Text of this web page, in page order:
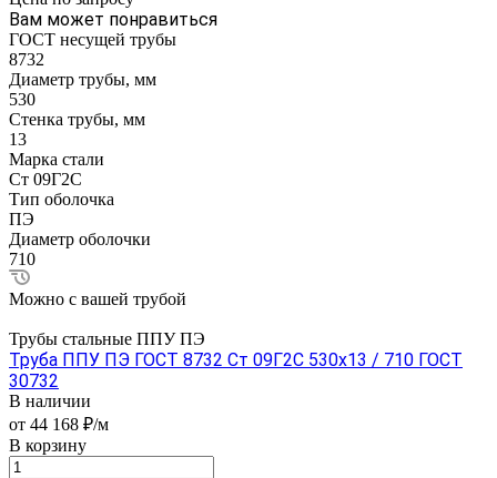
Вам может понравиться
ГОСТ несущей трубы
8732
Диаметр трубы, мм
530
Стенка трубы, мм
13
Марка стали
Ст 09Г2С
Тип оболочка
ПЭ
Диаметр оболочки
710
Можно с вашей трубой
Трубы стальные ППУ ПЭ
Труба ППУ ПЭ ГОСТ 8732 Ст 09Г2С 530x13 / 710 ГОСТ
30732
В наличии
от 44 168 ₽/м
В корзину